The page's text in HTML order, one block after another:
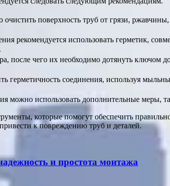
очистить поверхность труб от грязи,
рекомендуется использовать герметик,
после чего их необходимо дотянуть ключом
герметичность соединения, используя
можно использовать дополнительные меры,
которые помогут обеспечить
к повреждению труб и деталей.
и простота монтажа